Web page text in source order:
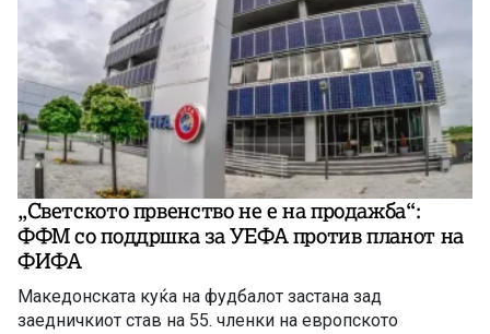
„Светското првенство не е на продажба“:
ФФМ со поддршка за УЕФА против планот на
ФИФА
Македонската куќа на фудбалот застана зад
заедничкиот став на 55. членки на европското